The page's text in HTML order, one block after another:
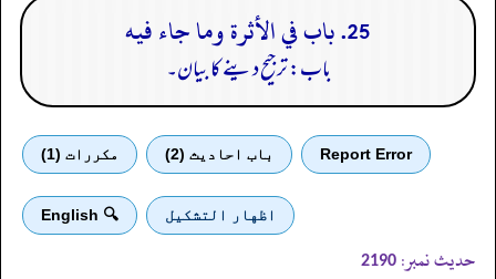
25. باب في الأثرة وما جاء فيه
باب: ترجیح دینے کا بیان۔
Report Error باب احادیث (2) مكررات (1)
اظهار التشكيل 🔍 English
حدیث نمبر: 2190